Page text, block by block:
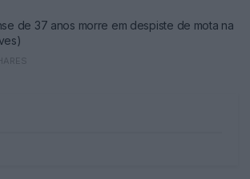
de 37 anos morre em despiste de mota na